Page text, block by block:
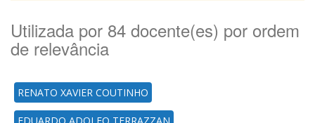
Utilizada por 84 docente(es) por ordem
de relevância
RENATO XAVIER COUTINHO